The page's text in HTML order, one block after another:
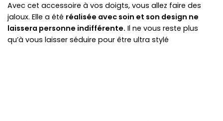
Avec cet accessoire à vos doigts, vous allez faire des
jaloux. Elle a été réalisée avec soin et son design ne
laissera personne indifférente. Il ne vous reste plus
qu’à vous laisser séduire pour être ultra stylé